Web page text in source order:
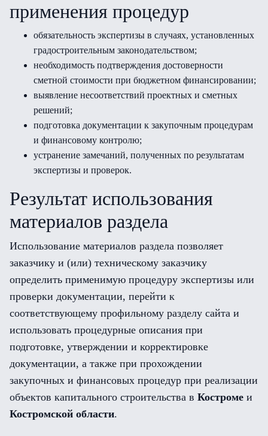
применения процедур
обязательность экспертизы в случаях, установленных
градостроительным законодательством;
необходимость подтверждения достоверности
сметной стоимости при бюджетном финансировании;
выявление несоответствий проектных и сметных
решений;
подготовка документации к закупочным процедурам
и финансовому контролю;
устранение замечаний, полученных по результатам
экспертизы и проверок.
Результат использования
материалов раздела
Использование материалов раздела позволяет
заказчику и (или) техническому заказчику
определить применимую процедуру экспертизы или
проверки документации, перейти к
соответствующему профильному разделу сайта и
использовать процедурные описания при
подготовке, утверждении и корректировке
документации, а также при прохождении
закупочных и финансовых процедур при реализации
объектов капитального строительства в Костроме и
Костромской области.